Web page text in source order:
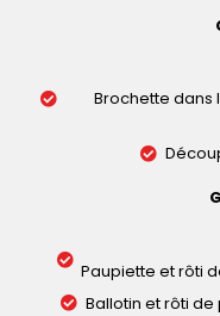
Brochette dans
Paupiette et rôti
Ballotin et rôti